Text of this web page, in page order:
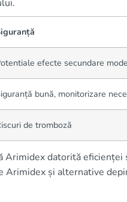
efecte secundare
bună, monitorizare
de tromboză
Arimidex datorită
Arimidex și alternative